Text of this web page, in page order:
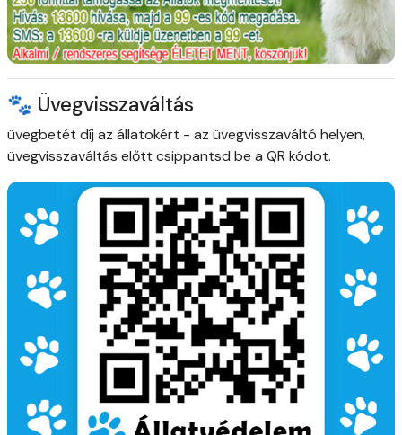
🐾 Üvegvisszaváltás
üvegbetét díj az állatokért - az üvegvisszaváltó helyen,
üvegvisszaváltás előtt csippantsd be a QR kódot.